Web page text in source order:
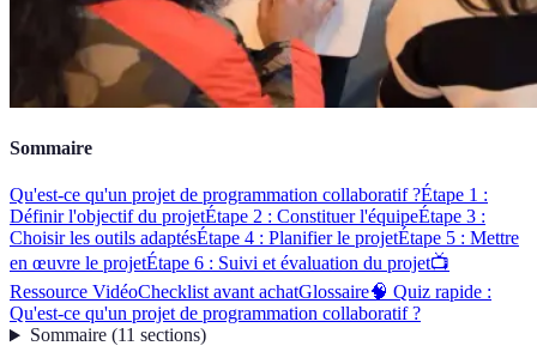
Sommaire
Qu'est-ce qu'un projet de programmation collaboratif ?Étape 1 :
Définir l'objectif du projetÉtape 2 : Constituer l'équipeÉtape 3 :
Choisir les outils adaptésÉtape 4 : Planifier le projetÉtape 5 : Mettre
en œuvre le projetÉtape 6 : Suivi et évaluation du projet📺
Ressource VidéoChecklist avant achatGlossaire🧠 Quiz rapide :
Qu'est-ce qu'un projet de programmation collaboratif ?
Sommaire(11 sections)